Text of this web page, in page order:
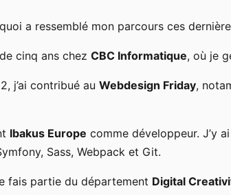
a ressemblé mon parcours ces
cinq ans chez CBC Informatique, où je
j’ai contribué au Webdesign Friday,
Ibakus Europe comme développeur. J’y
Sass, Webpack et Git.
fais partie du département Digital